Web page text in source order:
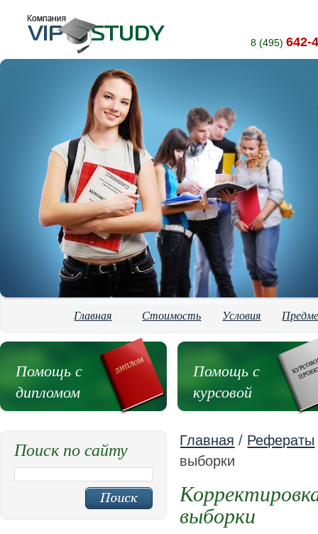
8 (495) 642-
Главная Стоимость Условия
Помощь с
дипломом
Помощь с
курсовой
Главная / Рефераты
выборки
выборки
Поиск по сайту